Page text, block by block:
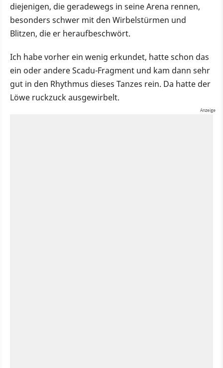
diejenigen, die geradewegs in seine Arena rennen,
besonders schwer mit den Wirbelstürmen und
Blitzen, die er heraufbeschwört.
Ich habe vorher ein wenig erkundet, hatte schon das
ein oder andere Scadu-Fragment und kam dann sehr
gut in den Rhythmus dieses Tanzes rein. Da hatte der
Löwe ruckzuck ausgewirbelt.